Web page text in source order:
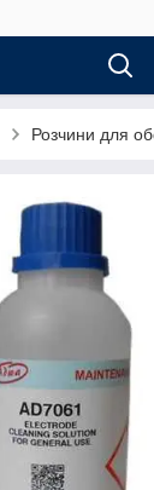
Розчини для